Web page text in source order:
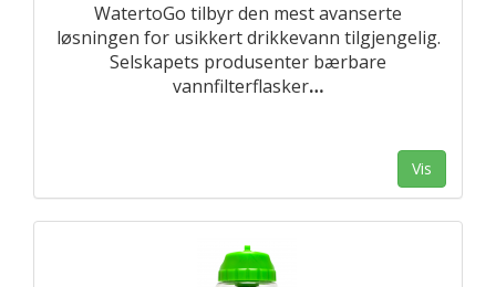
WatertoGo tilbyr den mest avanserte
løsningen for usikkert drikkevann tilgjengelig.
Selskapets produsenter bærbare
vannfilterflasker…
Vis